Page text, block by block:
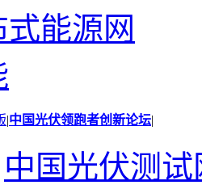
能源网
|中国光伏领跑者创新论坛|
中国光伏测试